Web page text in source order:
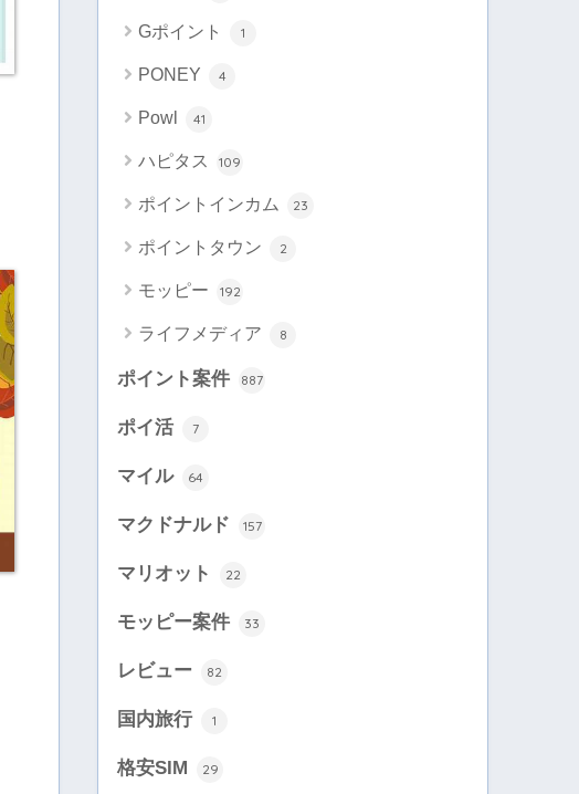
Gポイント 1
PONEY 4
Powl 41
ハピタス 109
ポイントインカム 23
ポイントタウン 2
モッピー 192
ライフメディア 8
ポイント案件 887
ポイ活 7
マイル 64
マクドナルド 157
マリオット 22
モッピー案件 33
レビュー 82
国内旅行 1
格安SIM 29